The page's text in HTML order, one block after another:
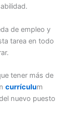
de empleo y
tarea en todo
tener más de
currículum
nuevo puesto